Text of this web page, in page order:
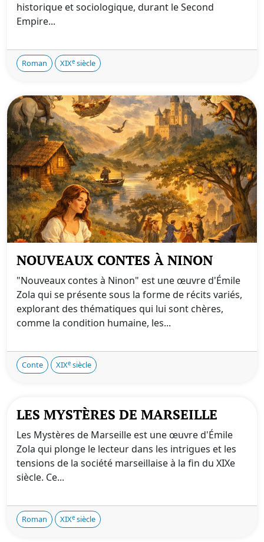
historique et sociologique, durant le Second
Empire...
Roman XIXe siècle
NOUVEAUX CONTES À NINON
"Nouveaux contes à Ninon" est une œuvre d'Émile
Zola qui se présente sous la forme de récits variés,
explorant des thématiques qui lui sont chères,
comme la condition humaine, les...
Conte XIXe siècle
LES MYSTÈRES DE MARSEILLE
Les Mystères de Marseille est une œuvre d'Émile
Zola qui plonge le lecteur dans les intrigues et les
tensions de la société marseillaise à la fin du XIXe
siècle. Ce...
Roman XIXe siècle